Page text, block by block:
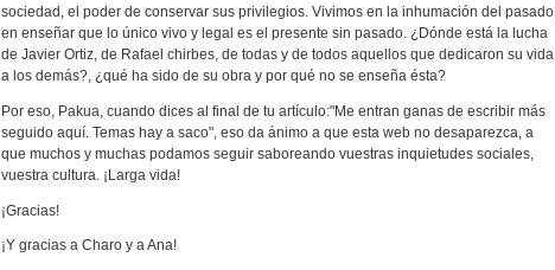
sociedad, el poder de conservar sus privilegios. Vivimos en la inhumación del pasado,
en enseñar que lo único vivo y legal es el presente sin pasado. ¿Dónde está la lucha
de Javier Ortiz, de Rafael chirbes, de todas y de todos aquellos que dedicaron su vida
a los demás?, ¿qué ha sido de su obra y por qué no se enseña ésta?
Por eso, Pakua, cuando dices al final de tu artículo:"Me entran ganas de escribir más
seguido aquí. Temas hay a saco", eso da ánimo a que esta web no desaparezca, a
que muchos y muchas podamos seguir saboreando vuestras inquietudes sociales,
vuestra cultura. ¡Larga vida!
¡Gracias!
¡Y gracias a Charo y a Ana!